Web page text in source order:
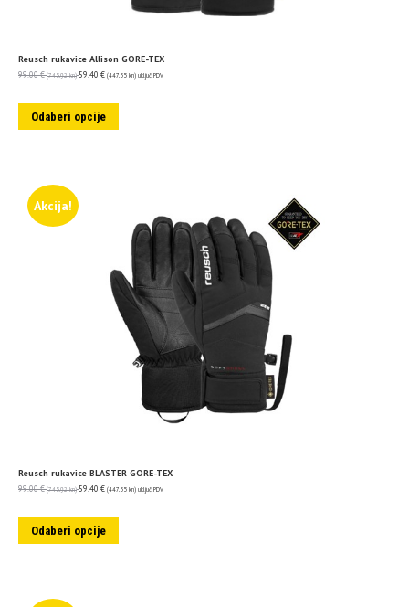
Reusch rukavice Allison GORE-TEX
99.00€ (745.92 kn) 59.40 € (447.55 kn) uključ. PDV
Odaberi opcije
Akcija!
Reusch rukavice BLASTER GORE-TEX
99.00€ (745.92 kn) 59.40 € (447.55 kn) uključ. PDV
Odaberi opcije